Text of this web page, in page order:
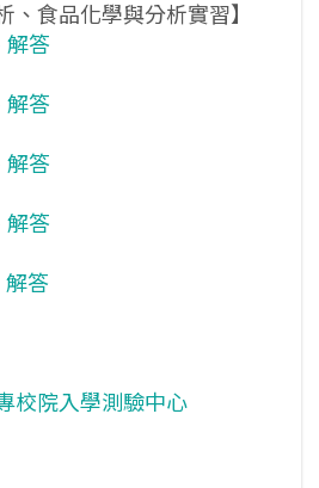
、食品化學與分析實習】
解答
解答
解答
解答
解答
校院入學測驗中心